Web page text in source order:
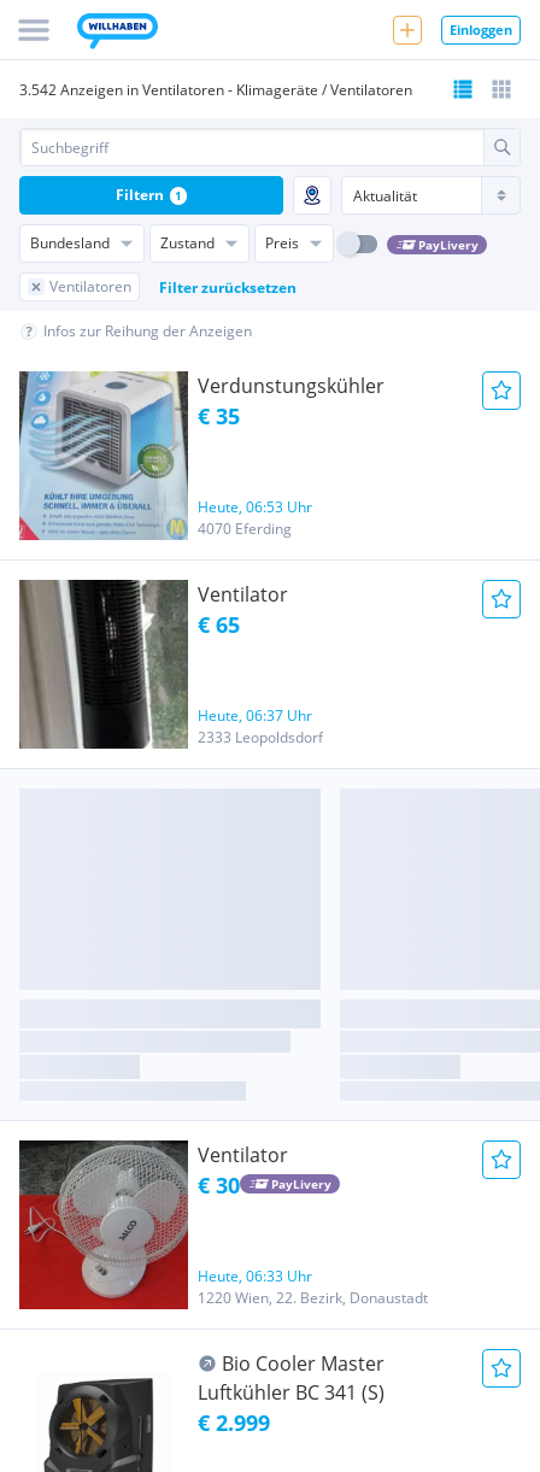
Einloggen
3.542 Anzeigen in Ventilatoren - Klimageräte / Ventilatoren
Bundesland Zustand Preis PayLivery
Ventilatoren Filter zurücksetzen
Filtern 1
Infos zur Reihung der Anzeigen
Verdunstungskühler
€ 35
Heute, 06:53 Uhr
4070 Eferding
Ventilator
€ 65
Heute, 06:37 Uhr
2333 Leopoldsdorf
Ventilator
€ 30 PayLivery
Heute, 06:33 Uhr
1220 Wien, 22. Bezirk, Donaustadt
Bio Cooler Master
Luftkühler BC 341 (S)
€ 2.999